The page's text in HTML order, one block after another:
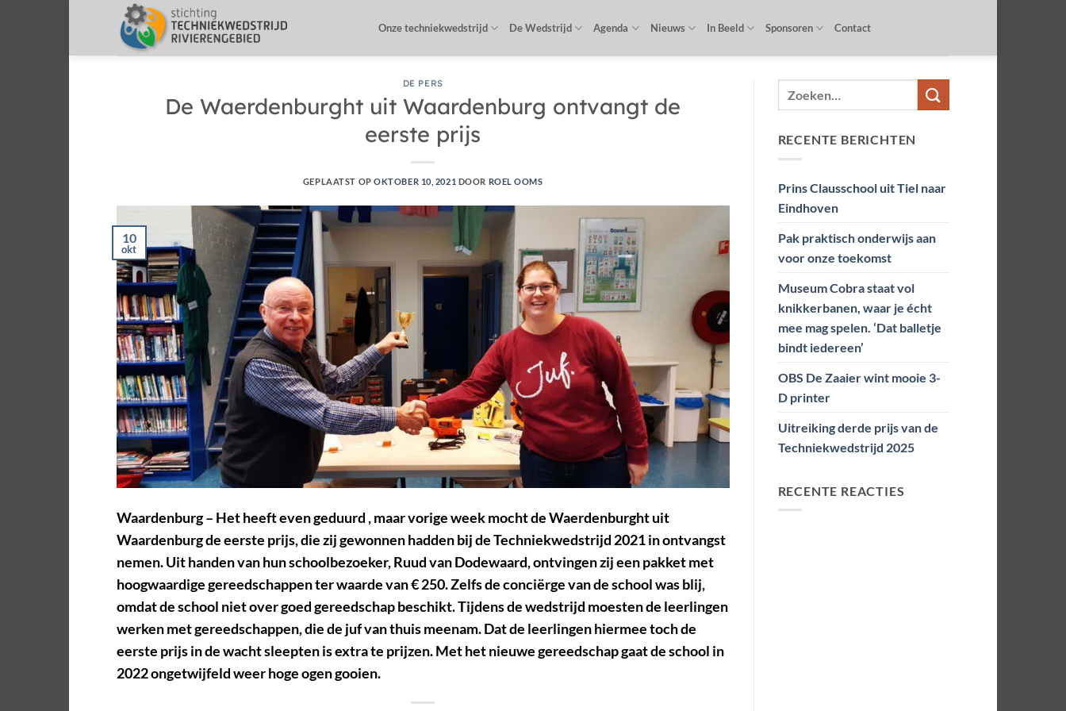
Onze techniekwedstrijd De Wedstrijd Agenda Nieuws In Beeld Sponsoren Contact
DE PERS
De Waerdenburght uit Waardenburg ontvangt de
eerste prijs
GEPLAATST OPOKTOBER 10, 2021 DOOR ROEL OOMS
10
okt
Waardenburg– Het heeft even geduurd , maar vorige week mocht deWaerdenburght uit
Waardenburgde eerste prijs, die zij gewonnen hadden bij deTechniekwedstrijd 2021in ontvangst
nemen. Uit handen van hun schoolbezoeker,Ruud van Dodewaard, ontvingen zij een pakket met
hoogwaardige gereedschappen ter waarde van € 250. Zelfs de conciërge van de school was blij,
omdat de school niet over goed gereedschap beschikt. Tijdens de wedstrijd moesten de leerlingen
werken met gereedschappen, die de juf van thuis meenam. Dat de leerlingen hiermee toch de
eerste prijs in de wacht sleepten is extra te prijzen.Met het nieuwe gereedschap gaat de school in
2022 ongetwijfeld weer hoge ogen gooien.
RECENTE BERICHTEN
Prins Clausschool uit Tiel naar
Eindhoven
Pak praktisch onderwijs aan
voor onze toekomst
Museum Cobra staat vol
knikkerbanen, waar je écht
mee mag spelen. ‘Dat balletje
bindt iedereen’
OBS De Zaaier wint mooie 3-
D printer
Uitreiking derde prijs van de
Techniekwedstrijd 2025
RECENTE REACTIES